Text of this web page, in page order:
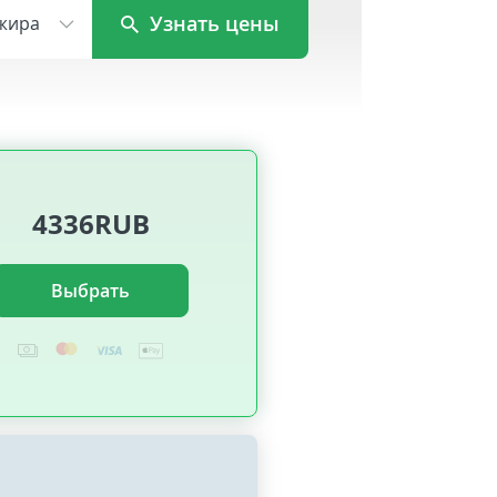
Узнать цены
4336RUB
Выбрать